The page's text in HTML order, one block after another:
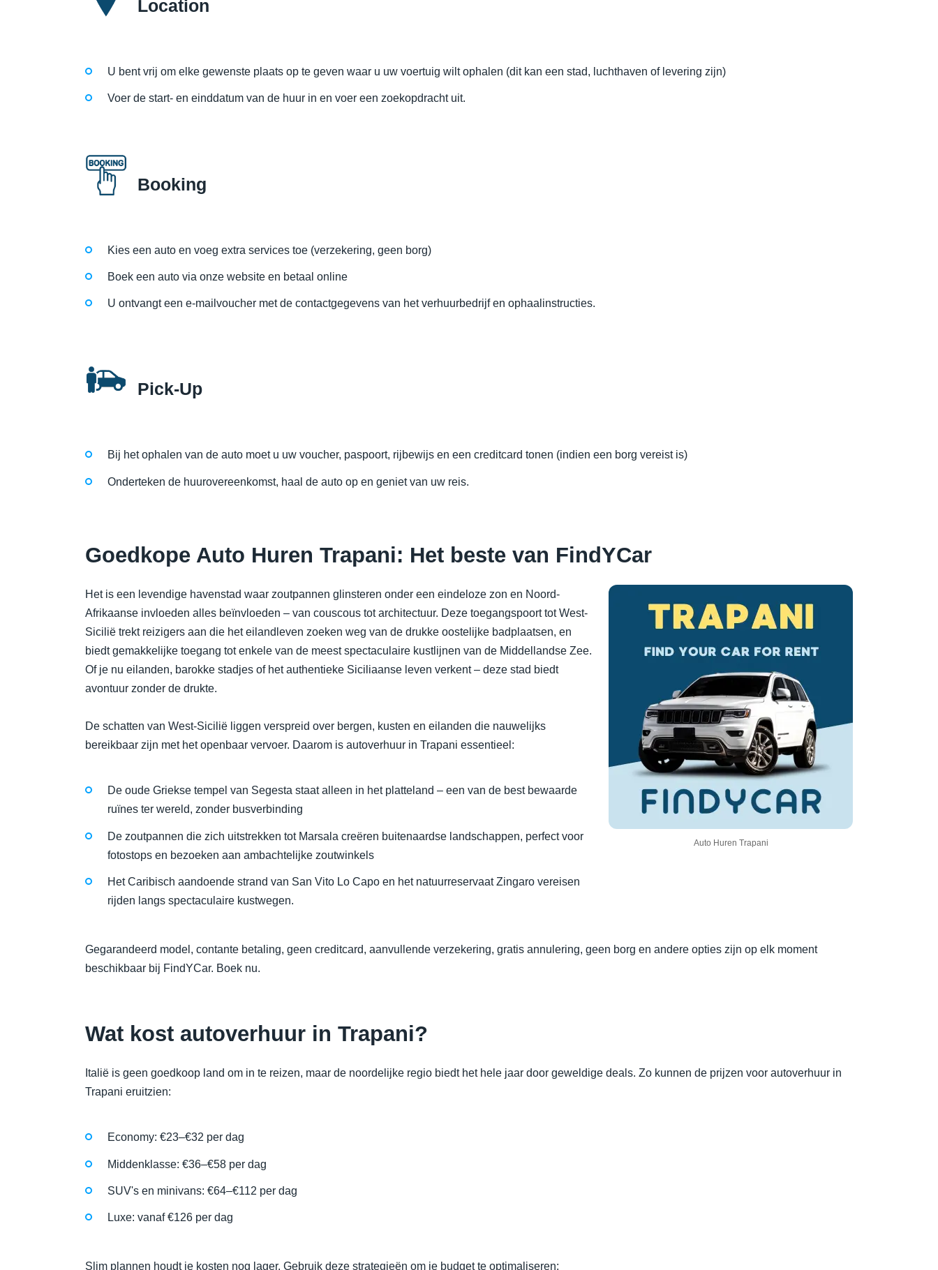
Location
U bent vrij om elke gewenste plaats op te geven waar u uw voertuig wilt ophalen (dit kan een stad, luchthaven of levering zijn)
Voer de start- en einddatum van de huur in en voer een zoekopdracht uit.
Booking
Kies een auto en voeg extra services toe (verzekering, geen borg)
Boek een auto via onze website en betaal online
U ontvangt een e-mailvoucher met de contactgegevens van het verhuurbedrijf en ophaalinstructies.
Pick-Up
Bij het ophalen van de auto moet u uw voucher, paspoort, rijbewijs en een creditcard tonen (indien een borg vereist is)
Onderteken de huurovereenkomst, haal de auto op en geniet van uw reis.
Goedkope Auto Huren Trapani: Het beste van FindYCar
Auto Huren Trapani
Het is een levendige havenstad waar zoutpannen glinsteren onder een eindeloze zon en Noord-
Afrikaanse invloeden alles beïnvloeden – van couscous tot architectuur. Deze toegangspoort tot West-
Sicilië trekt reizigers aan die het eilandleven zoeken weg van de drukke oostelijke badplaatsen, en
biedt gemakkelijke toegang tot enkele van de meest spectaculaire kustlijnen van de Middellandse Zee.
Of je nu eilanden, barokke stadjes of het authentieke Siciliaanse leven verkent – deze stad biedt
avontuur zonder de drukte.
De schatten van West-Sicilië liggen verspreid over bergen, kusten en eilanden die nauwelijks
bereikbaar zijn met het openbaar vervoer. Daarom is autoverhuur in Trapani essentieel:
De oude Griekse tempel van Segesta staat alleen in het platteland – een van de best bewaarde
ruïnes ter wereld, zonder busverbinding
De zoutpannen die zich uitstrekken tot Marsala creëren buitenaardse landschappen, perfect voor
fotostops en bezoeken aan ambachtelijke zoutwinkels
Het Caribisch aandoende strand van San Vito Lo Capo en het natuurreservaat Zingaro vereisen
rijden langs spectaculaire kustwegen.
Gegarandeerd model, contante betaling, geen creditcard, aanvullende verzekering, gratis annulering, geen borg en andere opties zijn op elk moment
beschikbaar bij FindYCar. Boek nu.
Wat kost autoverhuur in Trapani?
Italië is geen goedkoop land om in te reizen, maar de noordelijke regio biedt het hele jaar door geweldige deals. Zo kunnen de prijzen voor autoverhuur in
Trapani eruitzien:
Economy: €23–€32 per dag
Middenklasse: €36–€58 per dag
SUV's en minivans: €64–€112 per dag
Luxe: vanaf €126 per dag
Slim plannen houdt je kosten nog lager. Gebruik deze strategieën om je budget te optimaliseren: